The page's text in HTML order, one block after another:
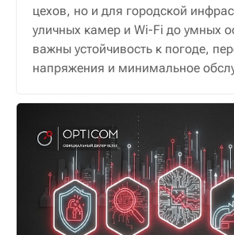
цехов, но и для городской
уличных камер и Wi-Fi до умных
важны устойчивость к погоде,
напряжения и минимальное